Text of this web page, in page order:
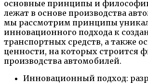
основные принципы и
лежат в основе производства
мы рассмотрим принципы
инновационного подхода к
транспортных средств, а также
ценности, на которых строится
производства автомобилей.
Инновационный подход: